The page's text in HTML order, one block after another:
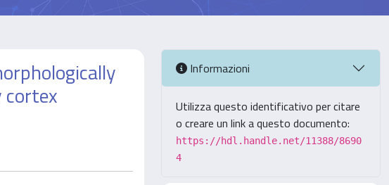
Informazioni
Utilizza questo identificativo per citare
o creare un link a questo documento:
https://hdl.handle.net/11388/8690
4